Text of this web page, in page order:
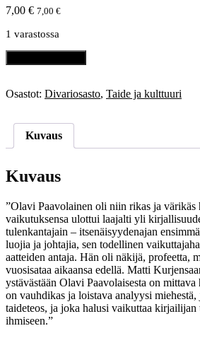
7,00 € 7,00 €
1 varastossa
Kurjensaari,
Matti:
Olavi
Osastot: Divariosasto, Taide ja kulttuuri
Kuvaus
Kuvaus
”Olavi Paavolainen oli niin rikas ja värikäs
vaikutuksensa ulottui laajalti yli
tulenkantajain – itsenäisyydenajan
luojia ja johtajia, sen todellinen
aatteiden antaja. Hän oli näkijä, profeetta,
vuosisataa aikaansa edellä. Matti
ystävästään Olavi Paavolaisesta on
on vauhdikas ja loistava analyysi
taideteos, ja joka halusi vaikuttaa kirjailijan
ihmiseen.”